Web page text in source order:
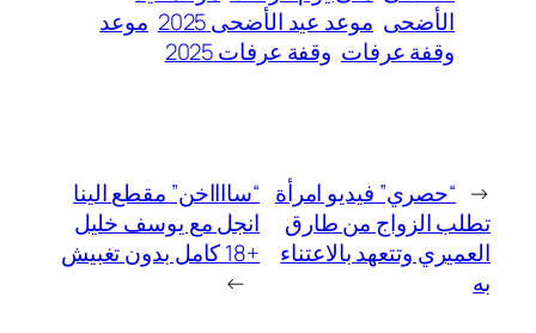
الأضحى موعد عيد الأضحى 2025
موعد
وقفة عرفات وقفة عرفات 2025
← “حصري” فيديو امرأة
تطلب الزواج من طارق
العميري وتتعهد بالاعتناء
به
“سااااخن” مقطع الينا
انجل مع يوسف خليل
+18 كامل بدون تغبيش
→